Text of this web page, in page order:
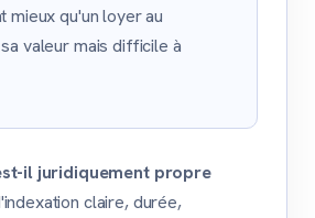
mieux qu'un loyer au
valeur mais difficile à
il juridiquement propre
claire, durée,